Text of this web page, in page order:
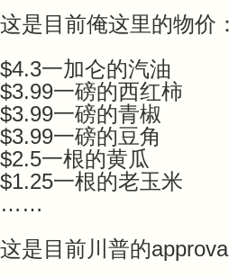
这是目前俺这里的物价：
$4.3一加仑的汽油
$3.99一磅的西红柿
$3.99一磅的青椒
$3.99一磅的豆角
$2.5一根的黄瓜
$1.25一根的老玉米
……
这是目前川普的